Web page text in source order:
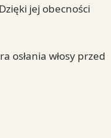
jej obecności
osłania włosy przed